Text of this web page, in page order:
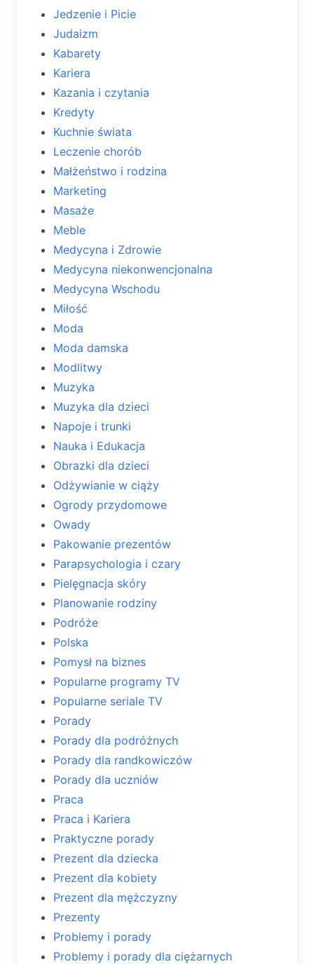
Jedzenie i Picie
Judaizm
Kabarety
Kariera
Kazania i czytania
Kredyty
Kuchnie świata
Leczenie chorób
Małżeństwo i rodzina
Marketing
Masaże
Meble
Medycyna i Zdrowie
Medycyna niekonwencjonalna
Medycyna Wschodu
Miłość
Moda
Moda damska
Modlitwy
Muzyka
Muzyka dla dzieci
Napoje i trunki
Nauka i Edukacja
Obrazki dla dzieci
Odżywianie w ciąży
Ogrody przydomowe
Owady
Pakowanie prezentów
Parapsychologia i czary
Pielęgnacja skóry
Planowanie rodziny
Podróże
Polska
Pomysł na biznes
Popularne programy TV
Popularne seriale TV
Porady
Porady dla podróżnych
Porady dla randkowiczów
Porady dla uczniów
Praca
Praca i Kariera
Praktyczne porady
Prezent dla dziecka
Prezent dla kobiety
Prezent dla mężczyzny
Prezenty
Problemy i porady
Problemy i porady dla ciężarnych